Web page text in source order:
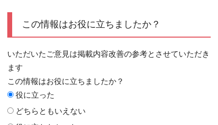
この情報はお役に立ちましたか？
いただいたご意見は掲載内容改善の参考とさせていただき
ます
この情報はお役に立ちましたか？
役に立った
どちらともいえない